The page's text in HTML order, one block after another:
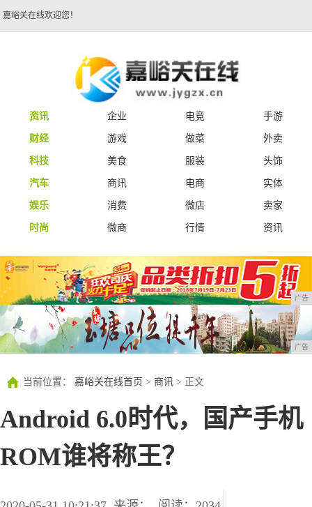
嘉峪关在线欢迎您！
资讯 企业 电竞
手游
财经
游戏 做菜
外卖
科技
美食 服装
头饰
汽车
商讯 电商
实体
娱乐
消费 微店
卖家
时尚
微商 行情 资讯
广告
广告
当前位置： 嘉峪关在线首页 > 商讯 > 正文
Android 6.0时代，国产手机
ROM谁将称王？